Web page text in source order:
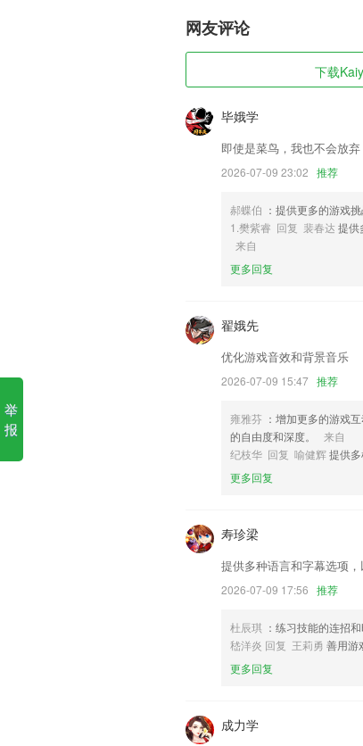
由选择参加，更有好友、师徒等
Kaiyun下载安装最新版
2,孩子每天都可以利用自己的空余
3,包含了json编辑器与批量命令生
4,选择主队：选择了你的主队，
5,影视原著：《凉生，我们可不
6,名师押题,全真模考
Kaiyun下载安装最新版
2.学习英语的路并不枯燥，并不艰辛
3.支持在线上缓存听课，离线缓存
4.一次创建，多次使用，听写记录
6.300道健康食谱，让您身体越
丰富的教程。
Kaiyun下载安装最新版
首页新增新手教学视频，轻松 GET
修复跳转其他app
优化体验及速度
修复了部分文件无法解析的问题
联系我们
网友评论
下载
毕娥学
即使是菜鸟，我也不会放
2026-07-09 23:02 推荐
郝蝶伯 ：提供更多的游戏
1.樊紫睿 回复 裴春达 提供
来自
更多回复
翟娥先
优化游戏音效和背景音乐
2026-07-09 15:47 推荐
雍雅芬 ：增加更多的游戏
的自由度和深度。
来自
纪枝华 回复 喻健辉提供
更多回复
寿珍梁
提供多种语言和字幕选项，
2026-07-09 17:56 推荐
杜辰琪 ：练习技能的连招
嵇洋炎 回复 王莉勇 善用游
更多回复
成力学
举
报